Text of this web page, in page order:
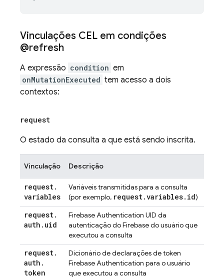
Vinculações CEL em condições
@refresh
A expressão condition em
onMutationExecuted tem acesso a dois
contextos:
request
O estado da consulta a que está sendo inscrita.
Vinculação Descrição
request.
variables
Variáveis transmitidas para a consulta
(por exemplo, request.variables. id)
request.
auth . uid
Firebase Authentication UID da
autenticação do Firebase do usuário que
executou a consulta
request.
auth .
token
Dicionário de declarações de token
Firebase Authentication para o usuário
que executou a consulta